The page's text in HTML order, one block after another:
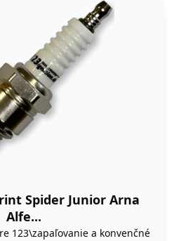
Spider Junior Arna
Alfe...
123\zapaľovanie a konvenčné